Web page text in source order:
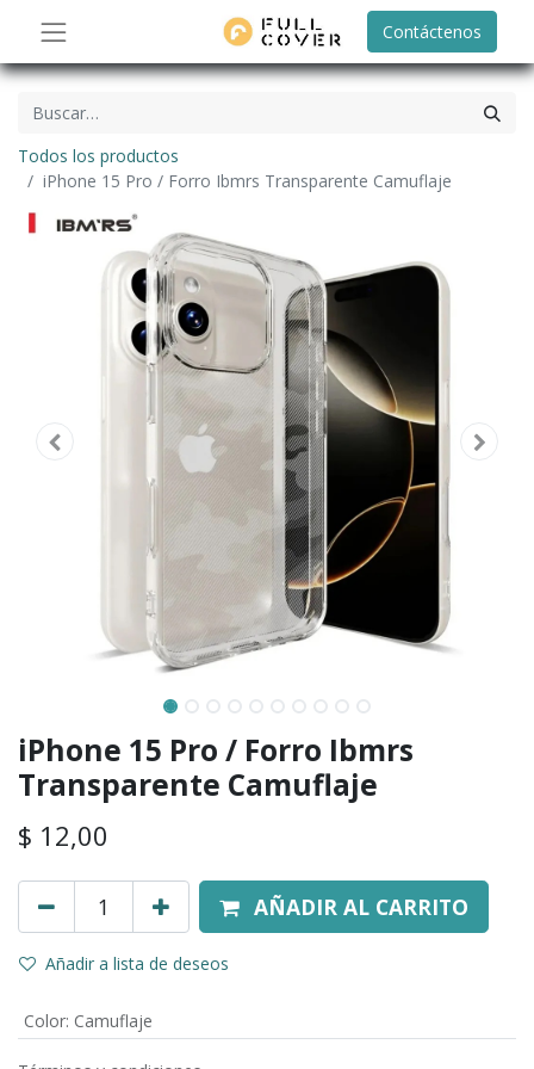
Contáctenos
Todos los productos
iPhone 15 Pro / Forro Ibmrs Transparente Camuflaje
iPhone 15 Pro / Forro Ibmrs
Transparente Camuflaje
$ 12,00
AÑADIR AL CARRITO
Añadir a lista de deseos
Color: Camuflaje